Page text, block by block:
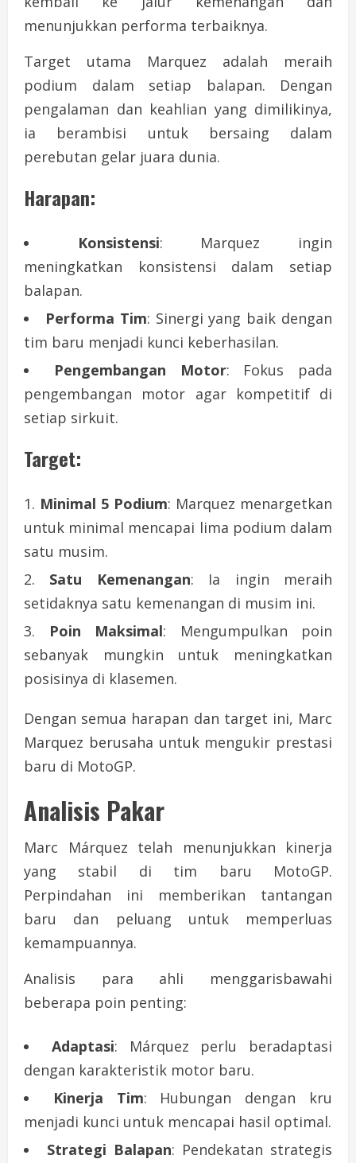
menunjukkan performa terbaiknya.
Target utama Marquez adalah meraih
podium dalam setiap balapan. Dengan
pengalaman dan keahlian yang dimilikinya,
ia berambisi untuk bersaing dalam
perebutan gelar juara dunia.
Harapan:
Konsistensi: Marquez ingin
meningkatkan konsistensi dalam setiap
balapan.
Performa Tim: Sinergi yang baik dengan
tim baru menjadi kunci keberhasilan.
Pengembangan Motor: Fokus pada
pengembangan motor agar kompetitif di
setiap sirkuit.
Target:
Minimal 5 Podium: Marquez menargetkan
untuk minimal mencapai lima podium dalam
satu musim.
Satu Kemenangan: Ia ingin meraih
setidaknya satu kemenangan di musim ini.
Poin Maksimal: Mengumpulkan poin
sebanyak mungkin untuk meningkatkan
posisinya di klasemen.
Dengan semua harapan dan target ini, Marc
Marquez berusaha untuk mengukir prestasi
baru di MotoGP.
Analisis Pakar
Marc Márquez telah menunjukkan kinerja
yang stabil di tim baru MotoGP.
Perpindahan ini memberikan tantangan
baru dan peluang untuk memperluas
kemampuannya.
Analisis para ahli menggarisbawahi
beberapa poin penting:
Adaptasi: Márquez perlu beradaptasi
dengan karakteristik motor baru.
Kinerja Tim: Hubungan dengan kru
menjadi kunci untuk mencapai hasil optimal.
Strategi Balapan: Pendekatan strategis